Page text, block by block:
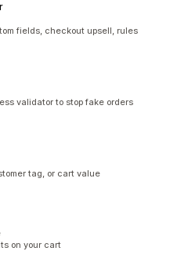
fields, checkout upsell, rules
validator to stop fake orders
tag, or cart value
on your cart